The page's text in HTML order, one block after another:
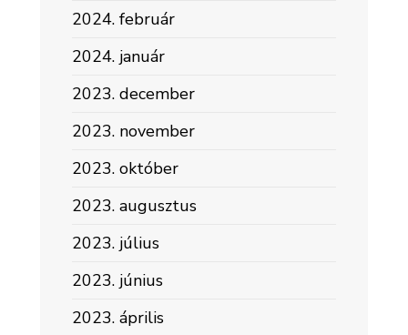
2024. február
2024. január
2023. december
2023. november
2023. október
2023. augusztus
2023. július
2023. június
2023. április